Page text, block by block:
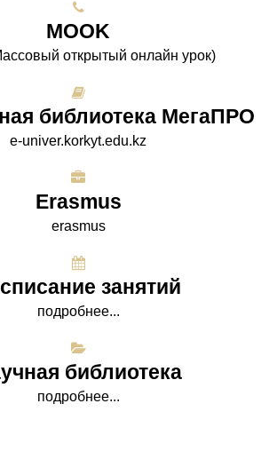
МООK
открытый онлайн урок)
библиотека МегаПРО
e-univer.korkyt.edu.kz
Erasmus
erasmus
занятий
подробнее...
библиотека
подробнее...